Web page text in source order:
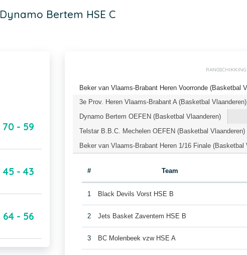
Dynamo Bertem HSE C
70 - 59
45 - 43
64 - 56
RANGSCHIKKING
Beker van Vlaams-Brabant Heren Voorronde (Basketbal
3e Prov. Heren Vlaams-Brabant A (Basketbal Vlaanderen)
Dynamo Bertem OEFEN (Basketbal Vlaanderen)
Telstar B.B.C. Mechelen OEFEN (Basketbal Vlaanderen)
Beker van Vlaams-Brabant Heren 1/16 Finale (Basketbal
# Team
1 Black Devils Vorst HSE B
2 Jets Basket Zaventem HSE B
3 BC Molenbeek vzw HSE A